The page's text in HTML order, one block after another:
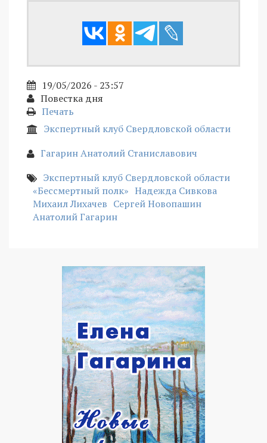
19/05/2026 - 23:57
Повестка дня
Печать
Экспертный клуб Свердловской области
Гагарин Анатолий Станиславович
Экспертный клуб Свердловской области
«Бессмертный полк» Надежда Сивкова
Михаил Лихачев Сергей Новопашин
Анатолий Гагарин